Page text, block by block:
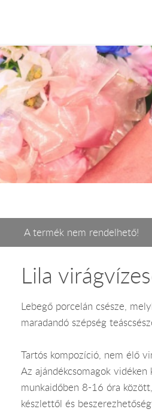
A termék nem rendelhető!
Lila
Lebegő porcelán csésze,
maradandó szépség
Tartós kompozíció, nem élő
Az ajándékcsomagok
munkaidőben 8-16 óra
készlettől és